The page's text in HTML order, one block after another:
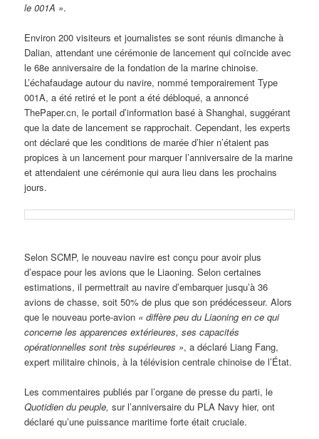
le 001A ».
Environ 200 visiteurs et journalistes se sont réunis dimanche à
Dalian, attendant une cérémonie de lancement qui coïncide avec
le 68e anniversaire de la fondation de la marine chinoise.
L’échafaudage autour du navire, nommé temporairement Type
001A, a été retiré et le pont a été débloqué, a annoncé
ThePaper.cn, le portail d’information basé à Shanghai, suggérant
que la date de lancement se rapprochait. Cependant, les experts
ont déclaré que les conditions de marée d’hier n’étaient pas
propices à un lancement pour marquer l’anniversaire de la marine
et attendaient une cérémonie qui aura lieu dans les prochains
jours.
Selon SCMP, le nouveau navire est conçu pour avoir plus
d’espace pour les avions que le Liaoning. Selon certaines
estimations, il permettrait au navire d’embarquer jusqu’à 36
avions de chasse, soit 50% de plus que son prédécesseur. Alors
que le nouveau porte-avion « diffère peu du Liaoning en ce qui
concerne les apparences extérieures, ses capacités
opérationnelles sont très supérieures », a déclaré Liang Fang,
expert militaire chinois, à la télévision centrale chinoise de l’État.
Les commentaires publiés par l’organe de presse du parti, le
Quotidien du peuple, sur l’anniversaire du PLA Navy hier, ont
déclaré qu’une puissance maritime forte était cruciale.